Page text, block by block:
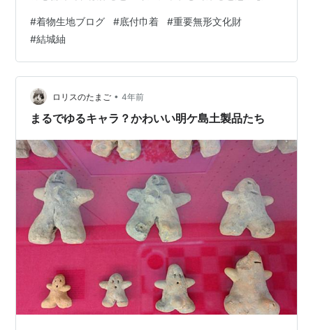
まれると思います。 少しづつの積み重ねって大きいです
よね。この調子で、頑張りたいです。 さて、今回は、重
要無形文化財クラスの結城紬のハギレで、底付巾着を作
りました。底の部分は、紺地の手織り真綿紬の着物を解
いて、あまった衽の部分を使っています。 今回は、底の
部分の端に切れ目を入れ、しっかり仮止めも行…
#着物生地ブログ #底付巾着 #重要無形文化財
#結城紬
ロリスのたまご • 4年前
まるでゆるキャラ？かわいい明ケ島土製品たち